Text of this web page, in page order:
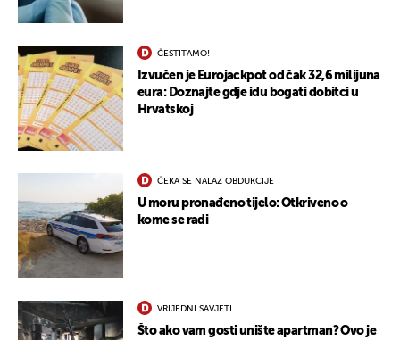
ČESTITAMO!
Izvučen je Eurojackpot od čak 32,6 milijuna
eura: Doznajte gdje idu bogati dobitci u
Hrvatskoj
ČEKA SE NALAZ OBDUKCIJE
U moru pronađeno tijelo: Otkriveno o
kome se radi
VRIJEDNI SAVJETI
Što ako vam gosti unište apartman? Ovo je